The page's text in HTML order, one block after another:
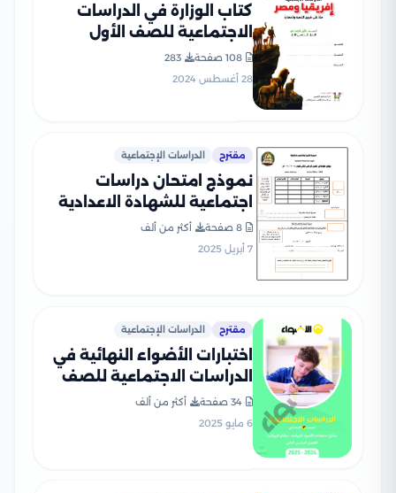
كتاب الوزارة في الدراسات
الاجتماعية للصف الأول
بصيغة PDF
108 صفحة
283
28 أغسطس 2024
مقترح الدراسات الإجتماعية
نموذج امتحان دراسات
اجتماعية للشهادة الاعدادية
بنظام البوكليت من محافظة
8 صفحة
أكثر من ألف
7 أبريل 2025
مقترح الدراسات الإجتماعية
اختبارات الأضواء النهائية في
الدراسات الاجتماعية للصف
الثالث الإعدادي الترم الثاني
34 صفحة
أكثر من ألف
6 مايو 2025